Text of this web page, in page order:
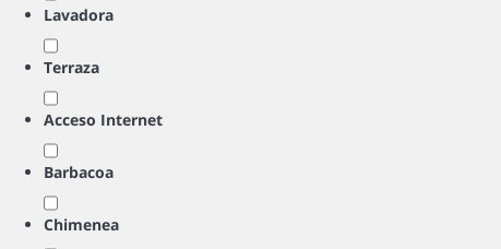
Lavadora
Terraza
Acceso Internet
Barbacoa
Chimenea